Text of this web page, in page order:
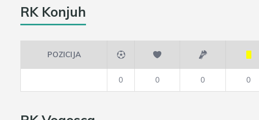
RK Konjuh
POZICIJA
0 0 0 0